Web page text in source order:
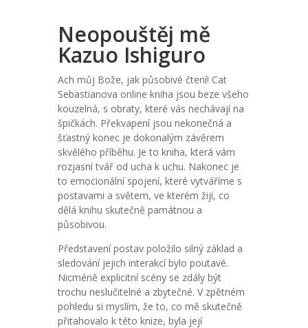
Neopouštěj mě
Kazuo Ishiguro
Ach můj Bože, jak působivé čtení! Cat
Sebastianova online kniha jsou beze všeho
kouzelná, s obraty, které vás nechávají na
špičkách. Překvapení jsou nekonečná a
šťastný konec je dokonalým závěrem
skvělého příběhu. Je to kniha, která vám
rozjasní tvář od ucha k uchu. Nakonec je
to emocionální spojení, které vytváříme s
postavami a světem, ve kterém žijí, co
dělá knihu skutečně památnou a
působivou.
Představení postav položilo silný základ a
sledování jejich interakcí bylo poutavé.
Nicméně explicitní scény se zdály být
trochu neslučitelné a zbytečné. V zpětném
pohledu si myslím, že to, co mě skutečně
přitahovalo k této knize, byla její